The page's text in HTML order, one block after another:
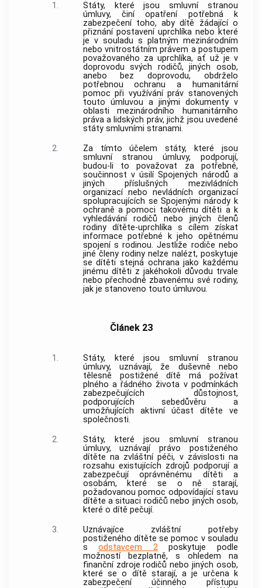
1.
Státy, které jsou smluvní stranou
úmluvy, činí opatření potřebná k
zabezpečení toho, aby dítě žádající o
přiznání postavení uprchlíka nebo které
je v souladu s platným mezinárodním
nebo vnitrostátním právem a postupem
považovaného za uprchlíka, ať už je v
doprovodu svých rodičů, jiných osob,
anebo bez doprovodu, obdrželo
potřebnou ochranu a humanitární
pomoc při využívání práv stanovených
touto úmluvou a jinými dokumenty v
oblasti mezinárodního humanitárního
práva a lidských práv, jichž jsou uvedené
státy smluvními stranami.
2.
Za tímto účelem státy, které jsou
smluvní stranou úmluvy, podporují,
budou-li to považovat za potřebné,
součinnost v úsilí Spojených národů a
jiných příslušných mezivládních
organizací nebo nevládních organizací
spolupracujících se Spojenými národy k
ochraně a pomoci takovému dítěti a k
vyhledávání rodičů nebo jiných členů
rodiny dítěte-uprchlíka s cílem získat
informace potřebné k jeho opětnému
spojení s rodinou. Jestliže rodiče nebo
jiné členy rodiny nelze nalézt, poskytuje
se dítěti stejná ochrana jako každému
jinému dítěti z jakéhokoli důvodu trvale
nebo přechodně zbavenému své rodiny,
jak je stanoveno touto úmluvou.
Článek 23
1.
Státy, které jsou smluvní stranou
úmluvy, uznávají, že duševně nebo
tělesně postižené dítě má požívat
plného a řádného života v podmínkách
zabezpečujících důstojnost,
podporujících sebedůvěru a
umožňujících aktivní účast dítěte ve
společnosti.
2.
Státy, které jsou smluvní stranou
úmluvy, uznávají právo postiženého
dítěte na zvláštní péči, v závislosti na
rozsahu existujících zdrojů podporují a
zabezpečují oprávněnému dítěti a
osobám, které se o ně starají,
požadovanou pomoc odpovídající stavu
dítěte a situaci rodičů nebo jiných osob,
které o dítě pečují.
3.
Uznávajíce zvláštní potřeby
postiženého dítěte se pomoc v souladu
sodstavcem 2poskytuje podle
možností bezplatně, s ohledem na
finanční zdroje rodičů nebo jiných osob,
které se o dítě starají, a je určena k
zabezpečení účinného přístupu